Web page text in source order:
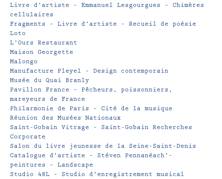
Livre d’artiste – Emmanuel Lesgourgues – Chimères
cellulaires
Fragments – Livre d’artiste – Recueil de poésie
Loto
L’Ours Restaurant
Maison Georgette
Malongo
Manufacture Pleyel – Design contemporain
Musée du Quai Branly
Pavillon France – Pêcheurs, poissonniers,
mareyeurs de France
Philarmonie de Paris – Cité de la musique
Réunion des Musées Nationaux
Saint-Gobain Vitrage – Saint-Gobain Recherches
Corporate
Salon du livre jeunesse de la Seine-Saint-Denis
Catalogue d’artiste – Stéven Pennanéach’-
peintures – Landscape
Studio 48L – Studio d’enregistrement musical